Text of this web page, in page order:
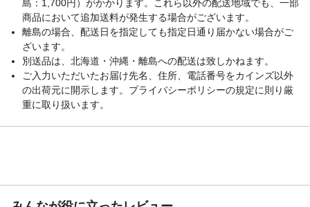
島：1,700円）がかかります。これら以外の配送地域でも、一部
商品において追加送料が発生する場合がございます。
離島の場合、配送日を指定しても指定日通り届かない場合がご
ざいます。
別送品は、北海道・沖縄・離島への配送は致しかねます。
ご入力いただいたお届け先名、住所、電話番号をカインズ以外
の出荷元に開示します。プライバシーポリシーの規定に則り厳
重に取り扱います。